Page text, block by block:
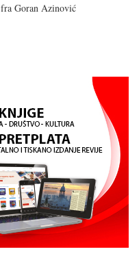
fra Goran Azinović